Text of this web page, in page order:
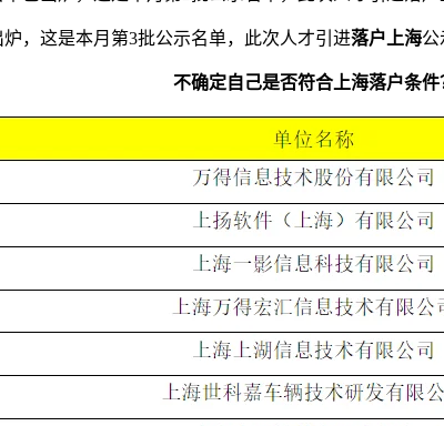
炉，这是本月第3批公示名单，此次人才引进落户上海公
不确定自己是否符合上海落户条件